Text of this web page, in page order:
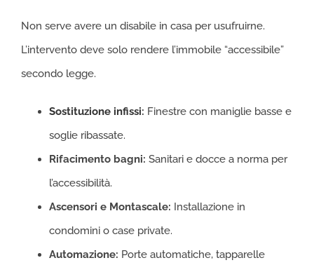
Non serve avere un disabile in casa per usufruirne.
L’intervento deve solo rendere l’immobile “accessibile”
secondo legge.
Sostituzione infissi: Finestre con maniglie basse e
soglie ribassate.
Rifacimento bagni: Sanitari e docce a norma per
l’accessibilità.
Ascensori e Montascale: Installazione in
condomini o case private.
Automazione: Porte automatiche, tapparelle